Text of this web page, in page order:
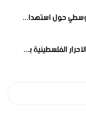
حركة الأحرار: تقرير الأورومتوسطي حول استهداف الرموز الطبية في سجون الاحتلال وثيقة إدانة وجريمة حرب موصوفة
تصريح صحفي صادر عن حركة الأحرار الفلسطينية بمناسبة مرور 1000 يومٍ من حرب الإبادة... وفظاعة جرائم الاحتلال في قطاع غزة*